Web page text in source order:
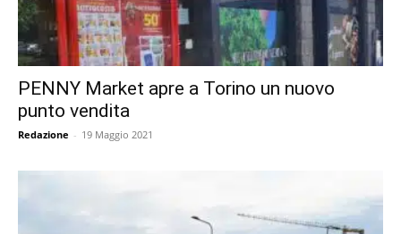
PENNY Market apre a Torino un nuovo
punto vendita
Redazione - 19 Maggio 2021